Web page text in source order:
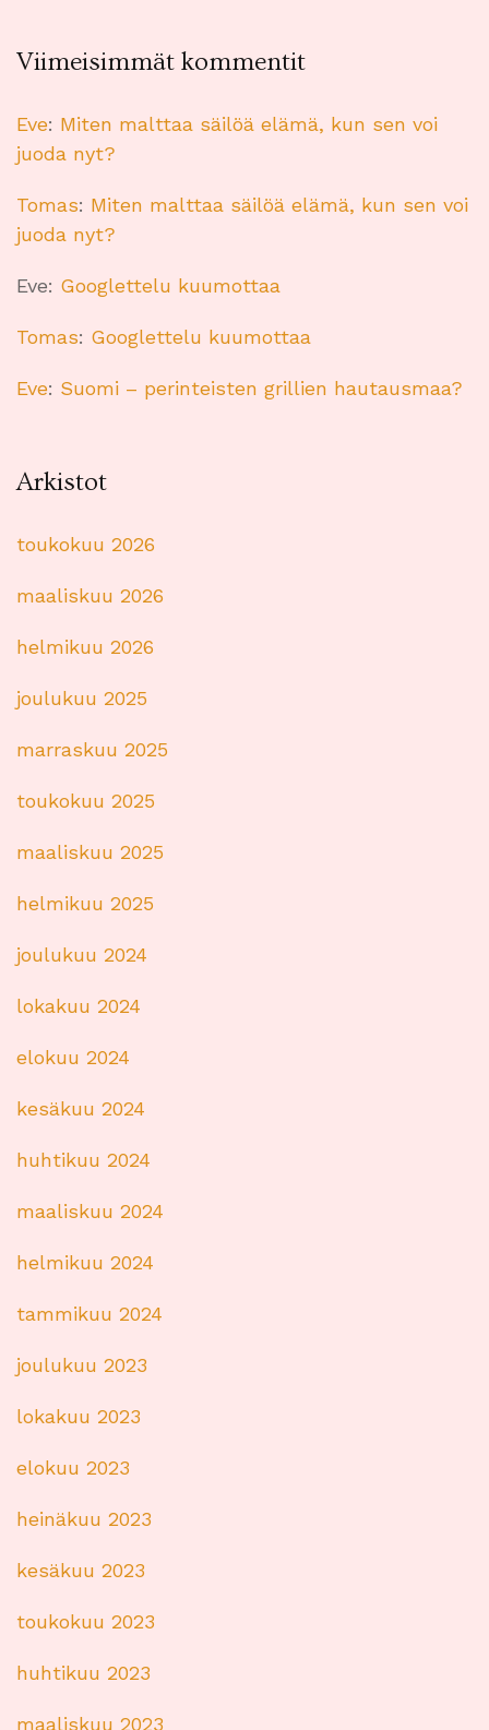
Viimeisimmät kommentit
Eve: Miten malttaa säilöä elämä, kun sen voi
juoda nyt?
Tomas: Miten malttaa säilöä elämä, kun sen voi
juoda nyt?
Eve: Googlettelu kuumottaa
Tomas: Googlettelu kuumottaa
Eve: Suomi – perinteisten grillien hautausmaa?
Arkistot
toukokuu 2026
maaliskuu 2026
helmikuu 2026
joulukuu 2025
marraskuu 2025
toukokuu 2025
maaliskuu 2025
helmikuu 2025
joulukuu 2024
lokakuu 2024
elokuu 2024
kesäkuu 2024
huhtikuu 2024
maaliskuu 2024
helmikuu 2024
tammikuu 2024
joulukuu 2023
lokakuu 2023
elokuu 2023
heinäkuu 2023
kesäkuu 2023
toukokuu 2023
huhtikuu 2023
maaliskuu 2023